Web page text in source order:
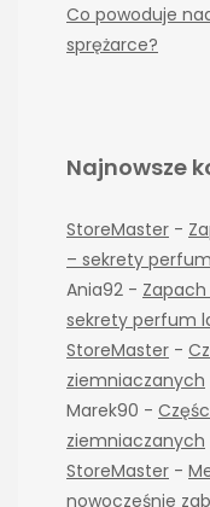
Co powoduje
sprężarce?
Najnowsze
StoreMaster -
– sekrety
Ania92 - Zapach
sekrety perfum
StoreMaster -
ziemniaczanych
Marek90 -
ziemniaczanych
StoreMaster -
nowocześnie